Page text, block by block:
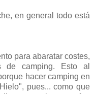
en general todo está
para abaratar costes,
de camping. Esto al
hacer camping en
pues... como que